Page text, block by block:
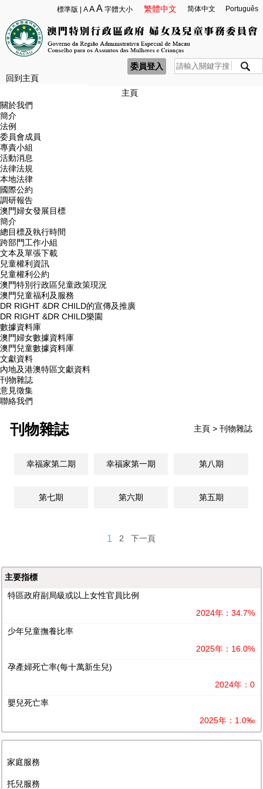
Português
简体中文
繁體中文
標準版 |A A A 字體大小
回到主頁
委員登入
主頁
關於我們
簡介
法例
委員會成員
專責小組
活動消息
法律法規
本地法律
國際公約
調研報告
澳門婦女發展目標
簡介
總目標及執行時間
跨部門工作小組
文本及單張下載
兒童權利資訊
兒童權利公約
澳門特別行政區兒童政策現況
澳門兒童福利及服務
DR RIGHT &DR CHILD的宣傳及推廣
DR RIGHT &DR CHILD樂園
數據資料庫
澳門婦女數據資料庫
澳門兒童數據資料庫
文獻資料
內地及港澳特區文獻資料
刊物雜誌
意見徵集
聯絡我們
刊物雜誌 主頁 > 刊物雜誌
幸福家第二期 幸福家第一期 第八期
第七期 第六期 第五期
1 2 下一頁
主要指標
特區政府副局級或以上女性官員比例
2024年：34.7%
少年兒童撫養比率
2025年：16.0%
孕產婦死亡率(每十萬新生兒)
2024年：0
嬰兒死亡率
2025年：1.0‰
家庭服務
托兒服務